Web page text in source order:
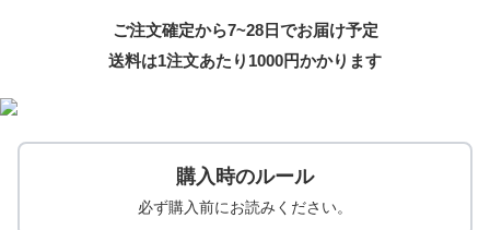
ご注文確定から7~28日でお届け予定
送料は1注文あたり 1000円かかります
購入時のルール
必ず購入前にお読みください。